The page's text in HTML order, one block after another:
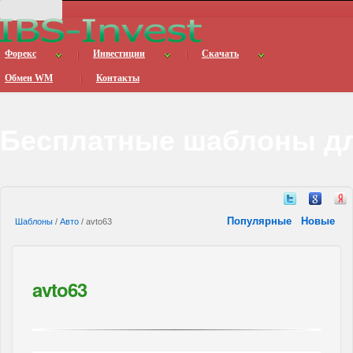
Форекс Инвестиции Скачать
Обмен WM Контакты
Шаблоны / Авто / avto63 Популярные Новые
avto63